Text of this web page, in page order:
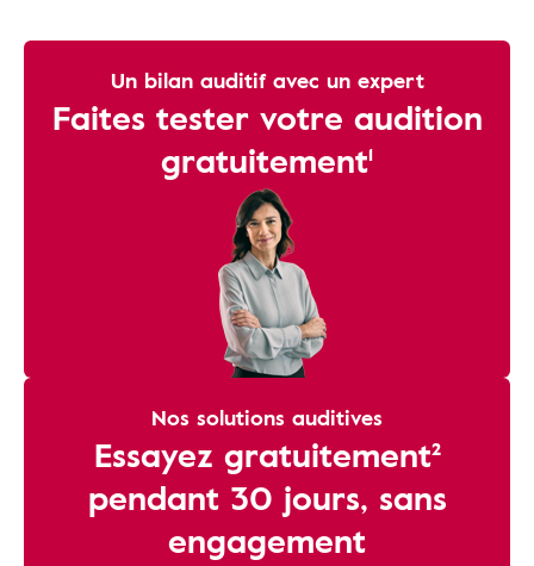
Un bilan auditif avec un expert
Faites tester votre audition
gratuitement¹
Nos solutions auditives
Essayez gratuitement²
pendant 30 jours, sans
engagement